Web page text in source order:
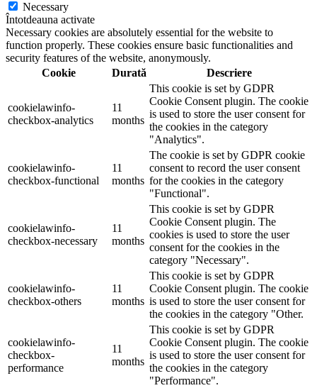
Necessary
Întotdeauna activate
Necessary cookies are absolutely essential for the website to
function properly. These cookies ensure basic functionalities and
security features of the website, anonymously.
Cookie
Durată Descriere
cookielawinfo-
checkbox-analytics
11
months
This cookie is set by GDPR
Cookie Consent plugin. The cookie
is used to store the user consent for
the cookies in the category
"Analytics".
cookielawinfo-
checkbox-functional
11
months
The cookie is set by GDPR cookie
consent to record the user consent
for the cookies in the category
"Functional".
cookielawinfo-
checkbox-necessary
11
months
This cookie is set by GDPR
Cookie Consent plugin. The
cookies is used to store the user
consent for the cookies in the
category "Necessary".
cookielawinfo-
checkbox-others
11
months
This cookie is set by GDPR
Cookie Consent plugin. The cookie
is used to store the user consent for
the cookies in the category "Other.
cookielawinfo-
checkbox-
performance
11
months
This cookie is set by GDPR
Cookie Consent plugin. The cookie
is used to store the user consent for
the cookies in the category
"Performance".